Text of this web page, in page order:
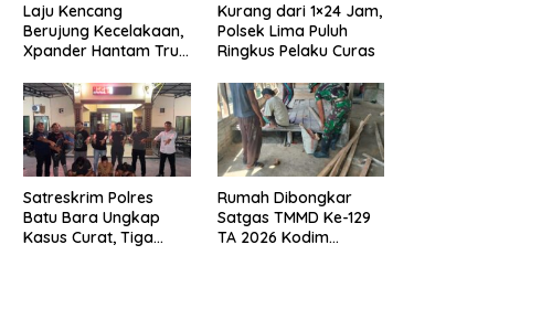
Laju Kencang
Berujung Kecelakaan,
Xpander Hantam Truk
Jalan
Kurang dari 1×24 Jam,
Polsek Lima Puluh
Ringkus Pelaku Curas
Satreskrim Polres
Batu Bara Ungkap
Kasus Curat, Tiga
Rumah Dibongkar
Satgas TMMD Ke-129
TA 2026 Kodim